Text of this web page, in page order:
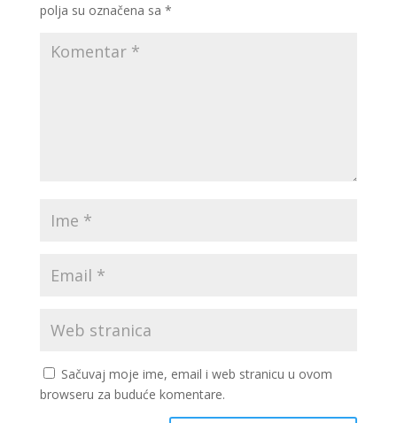
polja su označena sa *
Sačuvaj moje ime, email i web stranicu u ovom
browseru za buduće komentare.